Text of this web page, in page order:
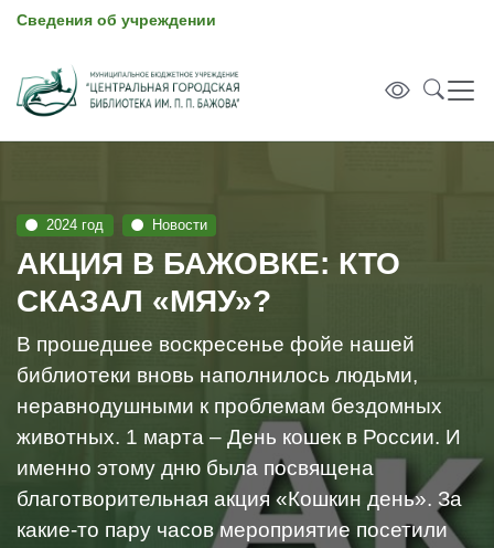
Сведения об учреждении
2024 год Новости
АКЦИЯ В БАЖОВКЕ: КТО
СКАЗАЛ «МЯУ»?
В прошедшее воскресенье фойе нашей
библиотеки вновь наполнилось людьми,
неравнодушными к проблемам бездомных
животных. 1 марта – День кошек в России. И
именно этому дню была посвящена
благотворительная акция «Кошкин день». За
какие-то пару часов мероприятие посетили